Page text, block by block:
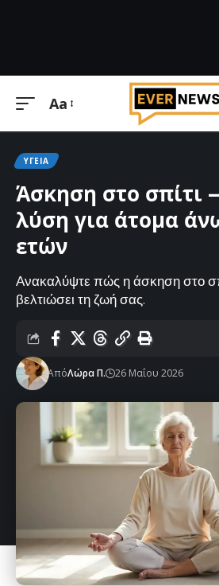
Μεγέθυνση
Aa
ΥΓΕΊΑ
Άσκηση στο σπίτι
λύση για άτομα
ετών
Ανακαλύψτε πώς η άσκηση στο
βελτιώσει τη ζωή σας.
ΑπόΛώρα Π. 26 Μαΐου 2026